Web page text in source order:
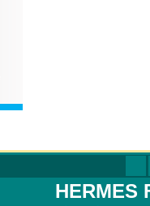
HERMES